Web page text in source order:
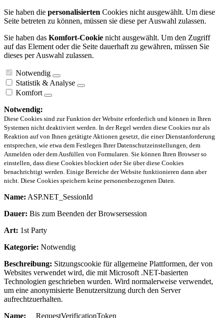
Sie haben die personalisierten Cookies nicht ausgewählt. Um diese
Seite betreten zu können, müssen sie diese per Auswahl zulassen.
Sie haben das Komfort-Cookie nicht ausgewählt. Um den Zugriff
auf das Element oder die Seite dauerhaft zu gewähren, müssen Sie
dieses per Auswahl zulassen.
Notwendig
Statistik & Analyse
Komfort
Notwendig:
Diese Cookies sind zur Funktion der Website erforderlich und können in Ihren
Systemen nicht deaktiviert werden. In der Regel werden diese Cookies nur als
Reaktion auf von Ihnen getätigte Aktionen gesetzt, die einer Dienstanforderung
entsprechen, wie etwa dem Festlegen Ihrer Datenschutzeinstellungen, dem
Anmelden oder dem Ausfüllen von Formularen. Sie können Ihren Browser so
einstellen, dass diese Cookies blockiert oder Sie über diese Cookies
benachrichtigt werden. Einige Bereiche der Website funktionieren dann aber
nicht. Diese Cookies speichern keine personenbezogenen Daten.
Name: ASP.NET_SessionId
Dauer: Bis zum Beenden der Browsersession
Art: 1st Party
Kategorie: Notwendig
Beschreibung: Sitzungscookie für allgemeine Plattformen, der von
Websites verwendet wird, die mit Microsoft .NET-basierten
Technologien geschrieben wurden. Wird normalerweise verwendet,
um eine anonymisierte Benutzersitzung durch den Server
aufrechtzuerhalten.
Name: __RequestVerificationToken